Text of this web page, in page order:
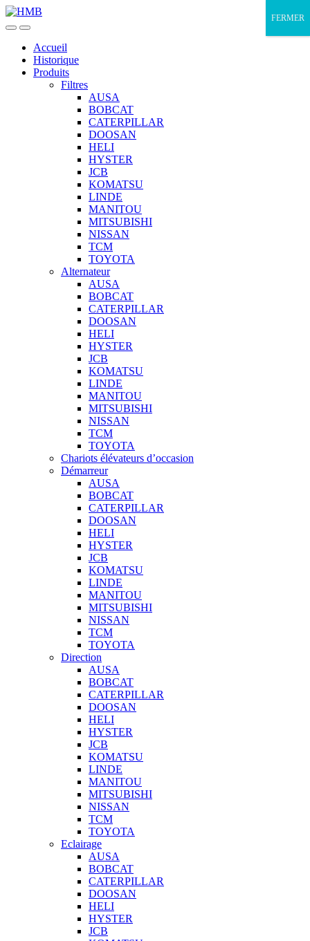
Skip
to
Skip
to
Accueil
Historique
Produits
Filtres
AUSA
BOBCAT
CATERPILLAR
DOOSAN
HELI
HYSTER
JCB
KOMATSU
LINDE
MANITOU
MITSUBISHI
NISSAN
TCM
TOYOTA
Alternateur
AUSA
BOBCAT
CATERPILLAR
DOOSAN
HELI
HYSTER
JCB
KOMATSU
LINDE
MANITOU
MITSUBISHI
NISSAN
TCM
TOYOTA
Chariots élévateurs d’occasion
Démarreur
AUSA
BOBCAT
CATERPILLAR
DOOSAN
HELI
HYSTER
JCB
KOMATSU
LINDE
MANITOU
MITSUBISHI
NISSAN
TCM
TOYOTA
Direction
AUSA
BOBCAT
CATERPILLAR
DOOSAN
HELI
HYSTER
JCB
KOMATSU
LINDE
MANITOU
MITSUBISHI
NISSAN
TCM
TOYOTA
Eclairage
AUSA
BOBCAT
CATERPILLAR
DOOSAN
HELI
HYSTER
JCB
FERMER